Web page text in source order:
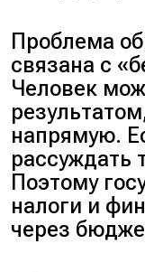
Проблема
связана с
Человек
напрямую.
рассуждать
Поэтому
налоги и
через